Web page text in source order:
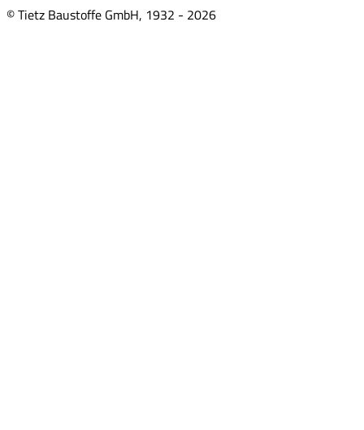
© Tietz Baustoffe GmbH, 1932 - 2026